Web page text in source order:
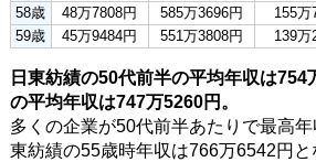
58歳
48万7808円 585万3696円 155万
59歳
45万9484円 551万3808円 139万
日東紡績の50代前半の平均年収は754
の平均年収は747万5260円。
多くの企業が50代前半あたりで最高
東紡績の55歳時年収は766万6542円と